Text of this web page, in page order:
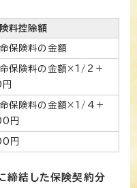
料控除額
保険料の金額
保険料の金額×1/2＋
保険料の金額×1/4＋
円
円
結した保険契約分